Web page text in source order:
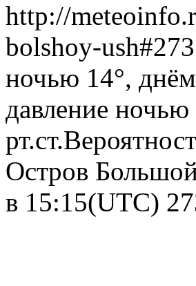
http://
bolshoy-
ночью 14°,
давление
Остров
в 15:15(UTC)